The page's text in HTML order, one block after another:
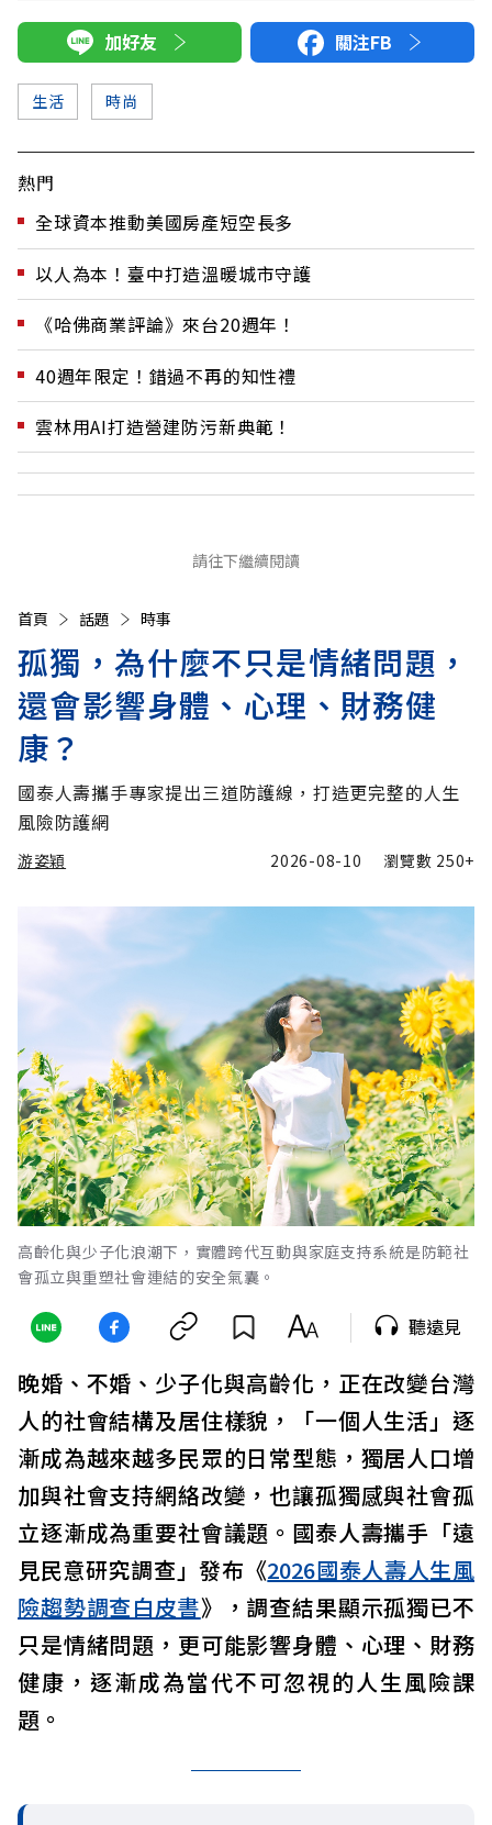
加好友 關注FB
生活 時尚
熱門
全球資本推動美國房產短空長多
以人為本！臺中打造溫暖城市守護
《哈佛商業評論》來台20週年！
40週年限定！錯過不再的知性禮
雲林用AI打造營建防污新典範！
請往下繼續閱讀
首頁 話題 時事
孤獨，為什麼不只是情緒問題，
還會影響身體、心理、財務健
康？
國泰人壽攜手專家提出三道防護線，打造更完整的人生
風險防護網
游姿穎 2026-08-10 瀏覽數 250+
高齡化與少子化浪潮下，實體跨代互動與家庭支持系統是防範社
會孤立與重塑社會連結的安全氣囊。
聽遠見
晚婚、不婚、少子化與高齡化，正在改變台灣
人的社會結構及居住樣貌，「一個人生活」逐
漸成為越來越多民眾的日常型態，獨居人口增
加與社會支持網絡改變，也讓孤獨感與社會孤
立逐漸成為重要社會議題。國泰人壽攜手「遠
見民意研究調查」發布《2026國泰人壽人生風
險趨勢調查白皮書》，調查結果顯示孤獨已不
只是情緒問題，更可能影響身體、心理、財務
健康，逐漸成為當代不可忽視的人生風險課
題。